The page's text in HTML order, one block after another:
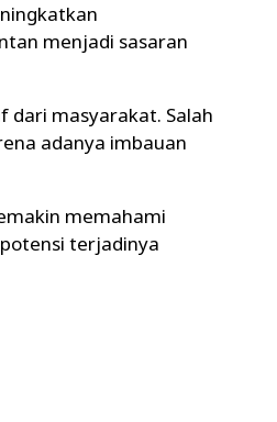
menjadi sasaran
dari masyarakat. Salah
adanya imbauan
memahami
terjadinya